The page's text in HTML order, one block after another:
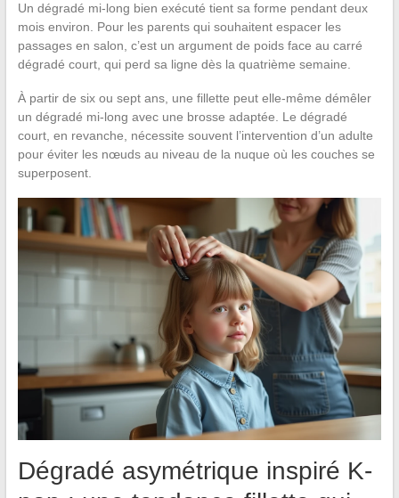
Un dégradé mi-long bien exécuté tient sa forme pendant deux
mois environ. Pour les parents qui souhaitent espacer les
passages en salon, c’est un argument de poids face au carré
dégradé court, qui perd sa ligne dès la quatrième semaine.
À partir de six ou sept ans, une fillette peut elle-même démêler
un dégradé mi-long avec une brosse adaptée. Le dégradé
court, en revanche, nécessite souvent l’intervention d’un adulte
pour éviter les nœuds au niveau de la nuque où les couches se
superposent.
Dégradé asymétrique inspiré K-